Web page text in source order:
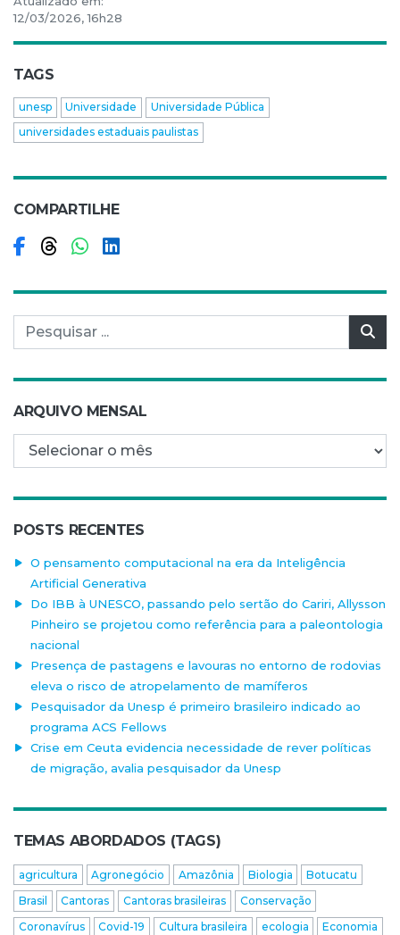
12/03/2026, 16h28
TAGS
unesp Universidade
Universidade Pública
universidades estaduais paulistas
COMPARTILHE
Compartilhar no Facebook
Compartilhar no Threads
Compartilhar no WhatsApp
Compartilhar no LinkedIn
Pesquisar por:
ARQUIVO MENSAL
Arquivo mensal
POSTS RECENTES
O pensamento computacional na era da Inteligência
Artificial Generativa
Do IBB à UNESCO, passando pelo sertão do Cariri, Allysson
Pinheiro se projetou como referência para a paleontologia
nacional
Presença de pastagens e lavouras no entorno de rodovias
eleva o risco de atropelamento de mamíferos
Pesquisador da Unesp é primeiro brasileiro indicado ao
programa ACS Fellows
Crise em Ceuta evidencia necessidade de rever políticas
de migração, avalia pesquisador da Unesp
TEMAS ABORDADOS (TAGS)
agricultura Agronegócio Amazônia Biologia
Botucatu
Brasil
Cantoras Cantoras brasileiras
Conservação
Coronavírus
Covid-19 Cultura brasileira ecologia
Economia